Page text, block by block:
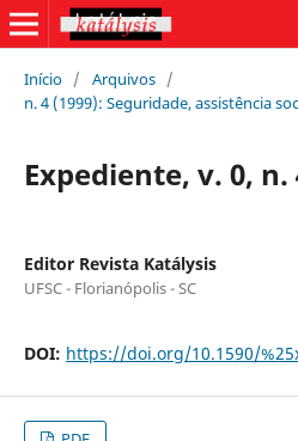
Início / Arquivos /
n. 4 (1999): Seguridade, assistência
Expediente, v. 0, n.
Editor Revista Katálysis
UFSC - Florianópolis - SC
DOI: https://doi.org/10.1590/